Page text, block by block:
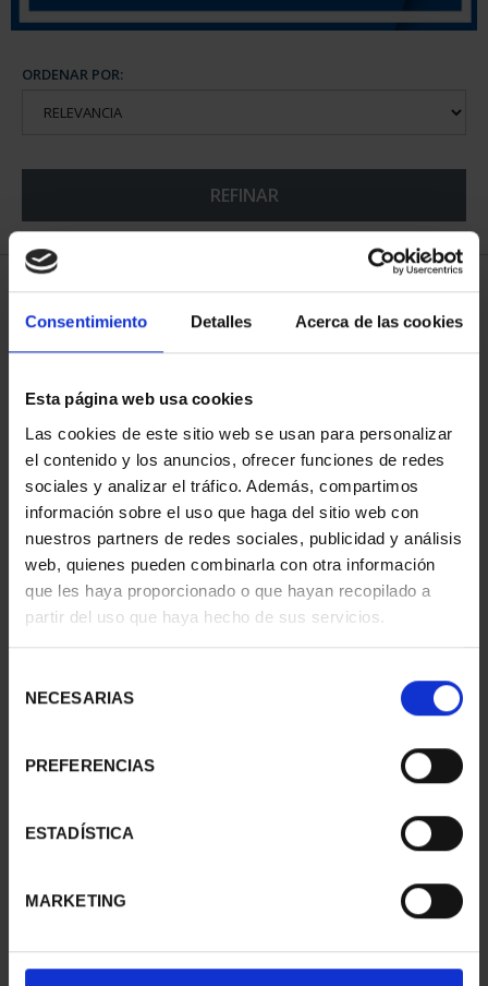
Consentimiento Detalles Acerca de las cookies
Esta página web usa cookies
Las cookies de este sitio web se usan para personalizar
el contenido y los anuncios, ofrecer funciones de redes
sociales y analizar el tráfico. Además, compartimos
información sobre el uso que haga del sitio web con
nuestros partners de redes sociales, publicidad y análisis
web, quienes pueden combinarla con otra información
que les haya proporcionado o que hayan recopilado a
partir del uso que haya hecho de sus servicios.
NECESARIAS
PREFERENCIAS
ESTADÍSTICA
MARKETING
ORDENAR POR:
REFINAR
5 Productos encontrados
SUSCRIPCIÓN
CAPITALES DE
PROVINCIA 1
949,00 €
Sólo para usuarios
registrados
SUSCRIPCIÓN
CAPITALES DE
PROVINCIA 2
949,00 €
Sólo para usuarios
registrados